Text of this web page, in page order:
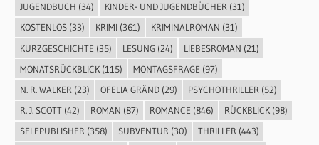
JUGENDBUCH (34) KINDER- UND JUGENDBÜCHER (31)
KOSTENLOS(33) KRIMI(361) KRIMINALROMAN (31)
KURZGESCHICHTE (35) LESUNG(24) LIEBESROMAN (21)
MONATSRÜCKBLICK(115) MONTAGSFRAGE (97)
N. R. WALKER (23) OFELIA GRÄND(29) PSYCHOTHRILLER (52)
R. J. SCOTT(42) ROMAN (87) ROMANCE (846) RÜCKBLICK(98)
SELFPUBLISHER(358) SUBVENTUR(30) THRILLER(443)